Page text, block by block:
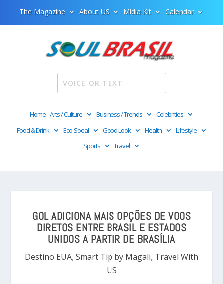
The Magazine About US Midia Kit Calendar
Home Arts / Culture Business / Trends
Celebrities
Food & Drink
Eco-Social Good Look Health
Lifestyle
Sports
Travel
GOL ADICIONA MAIS OPÇÕES DE VOOS
DIRETOS ENTRE BRASIL E ESTADOS
UNIDOS A PARTIR DE BRASÍLIA
Destino EUA, Smart Tip by Magali, Travel With
US